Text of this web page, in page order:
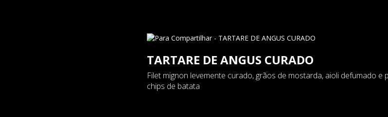
TARTARE DE ANGUS CURADO
Filet mignon levemente curado, grãos de mostarda, aioli defumado e
chips de batata